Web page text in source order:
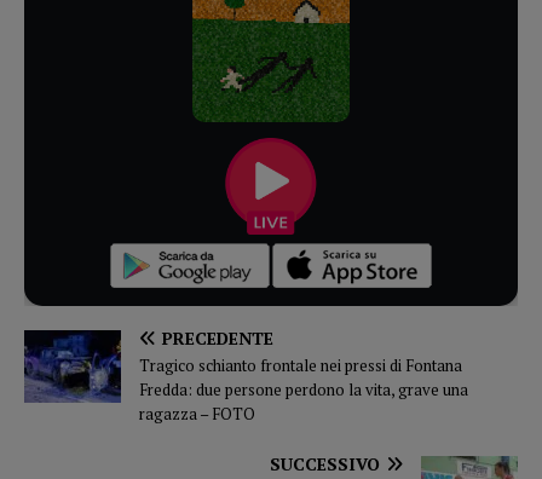
PRECEDENTE
Tragico schianto frontale nei pressi di Fontana
Fredda: due persone perdono la vita, grave una
ragazza – FOTO
SUCCESSIVO